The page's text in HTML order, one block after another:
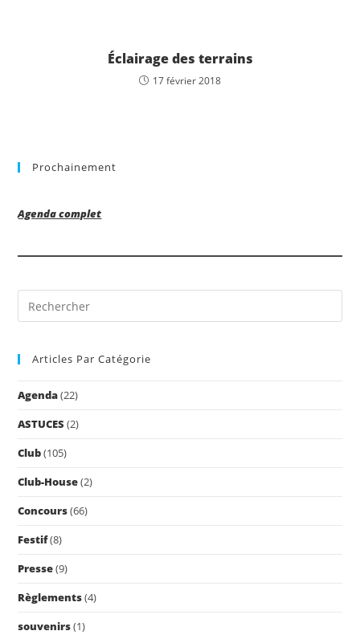
Éclairage des terrains
17 février 2018
Prochainement
Agenda complet
Articles Par Catégorie
Agenda(22)
ASTUCES (2)
Club(105)
Club-House(2)
Concours(66)
Festif(8)
Presse(9)
Règlements(4)
souvenirs(1)